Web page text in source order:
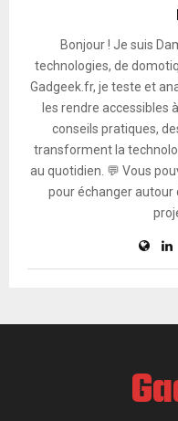
Bonjour ! Je suis
technologies, de
Gadgeek.fr, je teste et
les rendre accessibles
conseils pratiques,
transforment la
au quotidien. 💬 Vous
pour échanger autour